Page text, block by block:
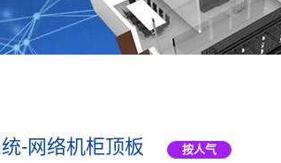
-网络机柜顶板 按人气